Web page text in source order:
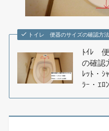
トイレ 便器のサイズの確認方
ﾄｲﾚ 便
の確認
ﾚｯﾄ・ｼ
ﾗｰ・ｴﾛ